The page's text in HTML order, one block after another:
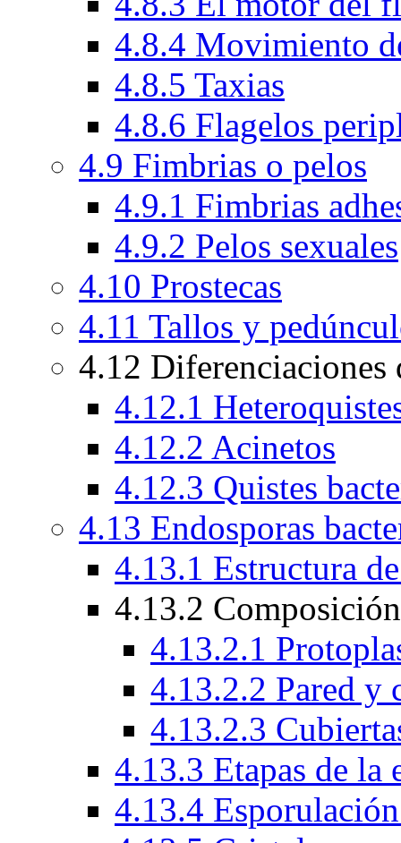
4.8.4 Movimiento
4.8.5 Taxias
4.8.6 Flagelos
4.9 Fimbrias o pelos
4.9.1 Fimbrias
4.9.2 Pelos sexuales
4.10 Prostecas
4.11 Tallos y
4.12 Diferenciaciones
4.12.1
4.12.2 Acinetos
4.12.3 Quistes
4.13 Endosporas
4.13.1 Estructura
4.13.2
4.13.2.1
4.13.2.2 Pared y
4.13.2.3
4.13.3 Etapas de la
4.13.4